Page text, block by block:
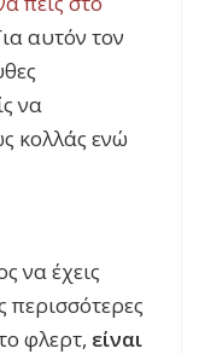
αυτόν τον
να
κολλάς ενώ
να έχεις
περισσότερες
φλερτ, είναι